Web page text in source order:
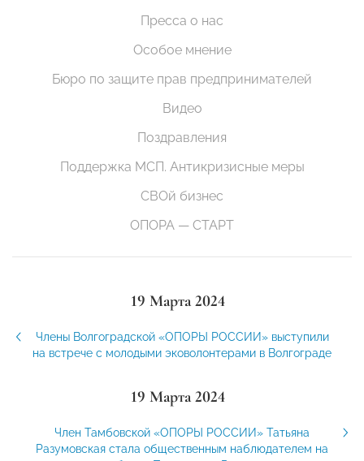
Пресса о нас
Особое мнение
Бюро по защите прав предпринимателей
Видео
Поздравления
Поддержка МСП. Антикризисные меры
СВОй бизнес
ОПОРА — СТАРТ
19 Марта 2024
Члены Волгоградской «ОПОРЫ РОССИИ» выступили
на встрече с молодыми эковолонтерами в Волгограде
19 Марта 2024
Член Тамбовской «ОПОРЫ РОССИИ» Татьяна
Разумовская стала общественным наблюдателем на